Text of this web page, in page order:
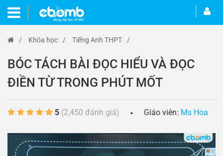
/ Khóa học / Tiếng Anh THPT /
BÓC TÁCH BÀI ĐỌC HIỂU VÀ ĐỌC
ĐIỀN TỪ TRONG PHÚT MỐT
5 (2,450 đánh giá) Giáo viên: Ms Hoa